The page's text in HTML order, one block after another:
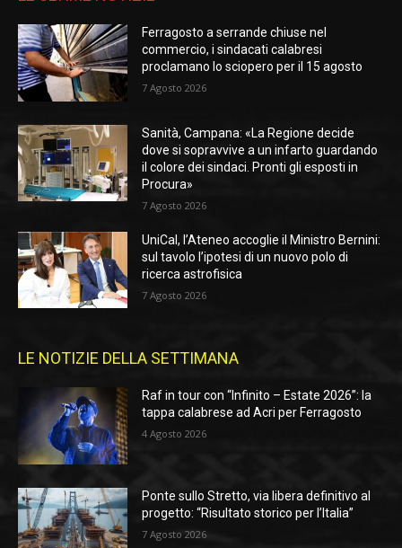
Ferragosto a serrande chiuse nel
commercio, i sindacati calabresi
proclamano lo sciopero per il 15 agosto
7 Agosto 2026
Sanità, Campana: «La Regione decide
dove si sopravvive a un infarto guardando
il colore dei sindaci. Pronti gli esposti in
Procura»
7 Agosto 2026
UniCal, l’Ateneo accoglie il Ministro Bernini:
sul tavolo l’ipotesi di un nuovo polo di
ricerca astrofisica
7 Agosto 2026
LE NOTIZIE DELLA SETTIMANA
Raf in tour con “Infinito – Estate 2026”: la
tappa calabrese ad Acri per Ferragosto
4 Agosto 2026
Ponte sullo Stretto, via libera definitivo al
progetto: “Risultato storico per l’Italia”
7 Agosto 2026